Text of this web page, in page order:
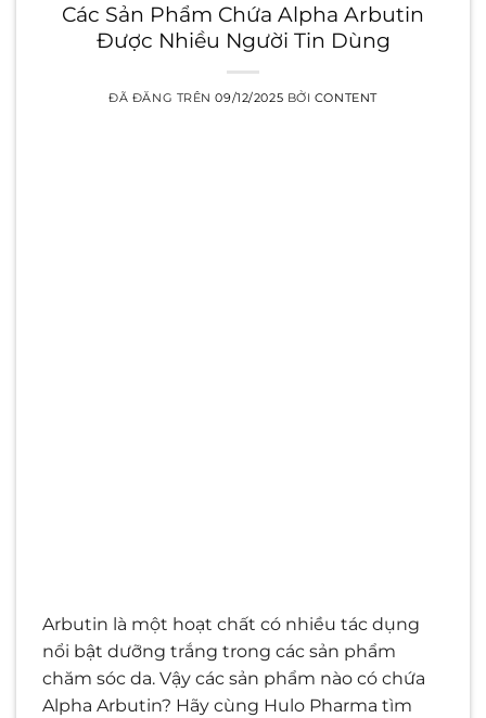
Các Sản Phẩm Chứa Alpha Arbutin
Được Nhiều Người Tin Dùng
ĐÃ ĐĂNG TRÊN09/12/2025 BỞI CONTENT
Arbutin là một hoạt chất có nhiều tác dụng
nổi bật dưỡng trắng trong các sản phẩm
chăm sóc da. Vậy các sản phẩm nào có chứa
Alpha Arbutin? Hãy cùng Hulo Pharma tìm